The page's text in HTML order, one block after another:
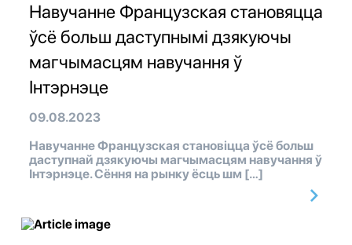
Навучанне Французская становяцца
ўсё больш даступнымі дзякуючы
магчымасцям навучання ў
Інтэрнэце
09.08.2023
Навучанне Французская становіцца ўсё больш
даступнай дзякуючы магчымасцям навучання ў
Інтэрнэце. Сёння на рынку ёсць шм […]